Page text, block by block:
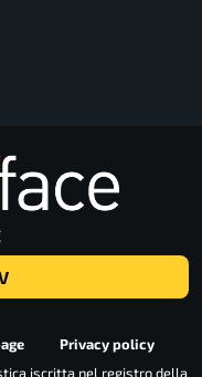
Privacy policy
iscritta nel registro della